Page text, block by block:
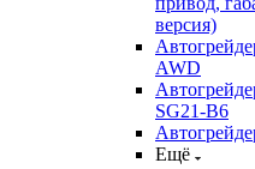
версия)
AWD
SG21-B6
Ещё